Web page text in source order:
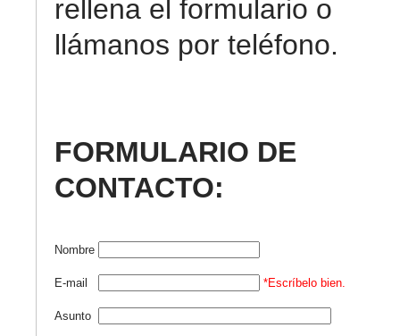
rellena el formulario o
llámanos por teléfono.
FORMULARIO DE
CONTACTO:
Nombre
E-mail *Escríbelo bien.
Asunto